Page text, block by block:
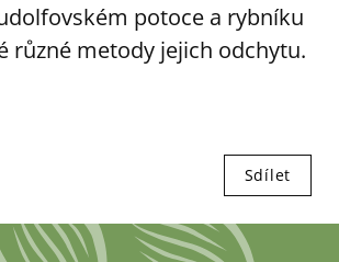
potoce a rybníku
různé metody jejich odchytu.
Sdílet